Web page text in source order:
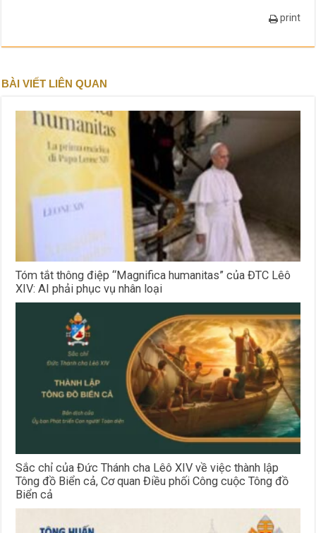
print
BÀI VIẾT LIÊN QUAN
Tóm tắt thông điệp “Magnifica humanitas” của ĐTC Lêô
XIV: AI phải phục vụ nhân loại
Sắc chỉ của Đức Thánh cha Lêô XIV về việc thành lập
Tông đồ Biển cả, Cơ quan Điều phối Công cuộc Tông đồ
Biển cả